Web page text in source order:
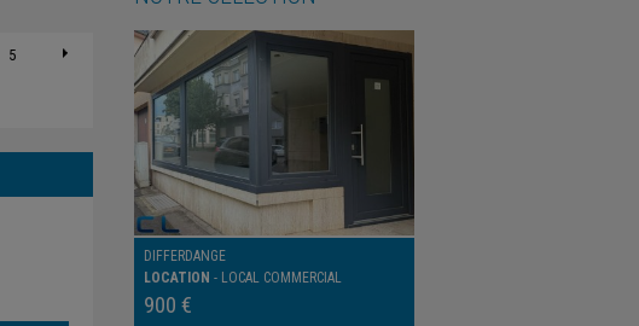
5
DIFFERDANGE
LOCATION - LOCAL COMMERCIAL
900 €